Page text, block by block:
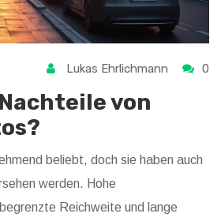
Lukas Ehrlichmann 0
von
beliebt, doch sie haben auch
werden. Hohe
Reichweite und lange